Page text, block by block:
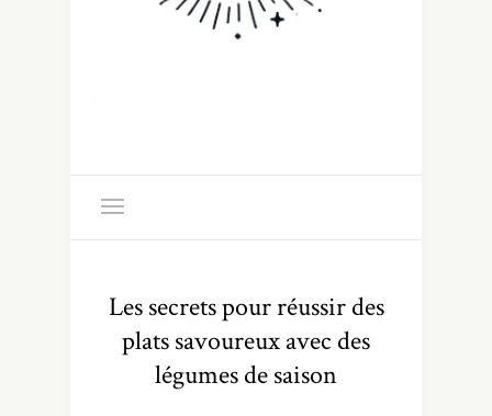
Les secrets pour réussir des
plats savoureux avec des
légumes de saison